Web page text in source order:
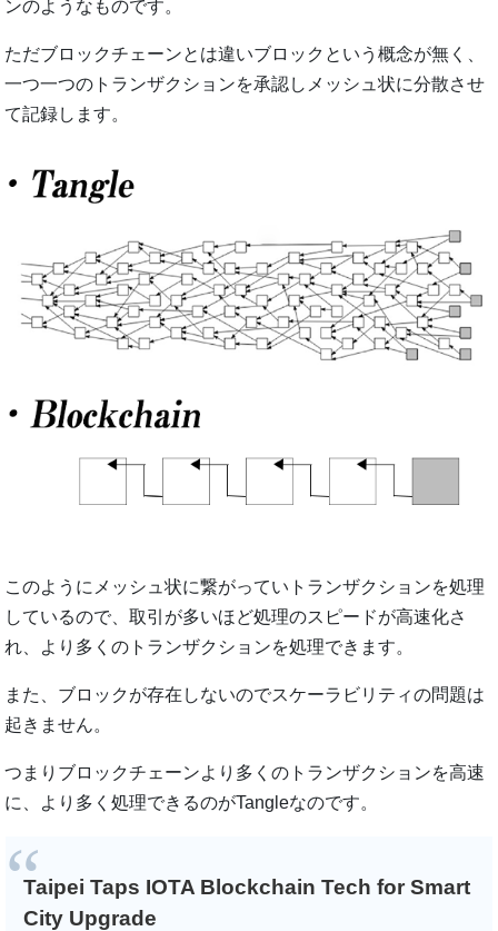
ンのようなものです。
ただブロックチェーンとは違いブロックという概念が無く、
一つ一つのトランザクションを承認しメッシュ状に分散させ
て記録します。
このようにメッシュ状に繋がっていトランザクションを処理
しているので、取引が多いほど処理のスピードが高速化さ
れ、より多くのトランザクションを処理できます。
また、ブロックが存在しないのでスケーラビリティの問題は
起きません。
つまりブロックチェーンより多くのトランザクションを高速
に、より多く処理できるのがTangleなのです。
Taipei Taps IOTA Blockchain Tech for Smart
City Upgrade